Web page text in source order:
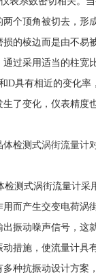
两个顶角被切去，形
损的棱边而是由不易
通过采用适当的柱宽
D具有相近的变化
生了变化，仪表精度
体检测式涡街流量计
测式涡街流量计采
用而产生交变电荷涡
出振动噪声信号，这
动措施，使流量计具
多种抗振动设计方案